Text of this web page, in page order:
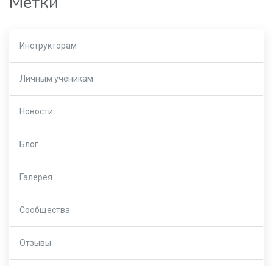
Инструкторам
Личным ученикам
Новости
Блог
Галерея
Сообщества
Отзывы